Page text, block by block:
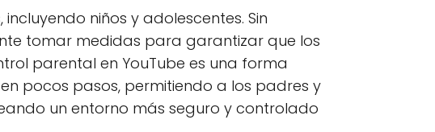
p
a
r
t
i
e
n
p
a
r
t
i
r
e
n
niños y adolescentes. Sin
tomar medidas para garantizar que los
parental en YouTube es una forma
pocos pasos, permitiendo a los padres y
un entorno más seguro y controlado